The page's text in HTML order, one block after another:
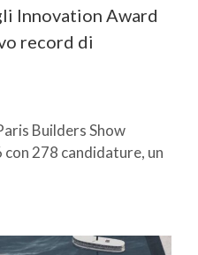
Innovation Award
record di
Builders Show
278 candidature, un